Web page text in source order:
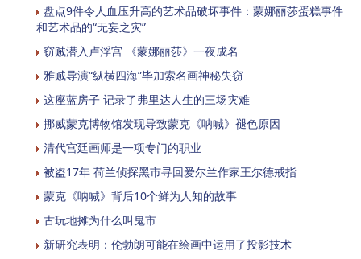
盘点9件令人血压升高的艺术品破坏事件：蒙娜丽莎蛋糕事件
和艺术品的“无妄之灾”
窃贼潜入卢浮宫 《蒙娜丽莎》一夜成名
雅贼导演“纵横四海”毕加索名画神秘失窃
这座蓝房子 记录了弗里达人生的三场灾难
挪威蒙克博物馆发现导致蒙克《呐喊》褪色原因
清代宫廷画师是一项专门的职业
被盗17年 荷兰侦探黑市寻回爱尔兰作家王尔德戒指
蒙克《呐喊》背后10个鲜为人知的故事
古玩地摊为什么叫鬼市
新研究表明：伦勃朗可能在绘画中运用了投影技术